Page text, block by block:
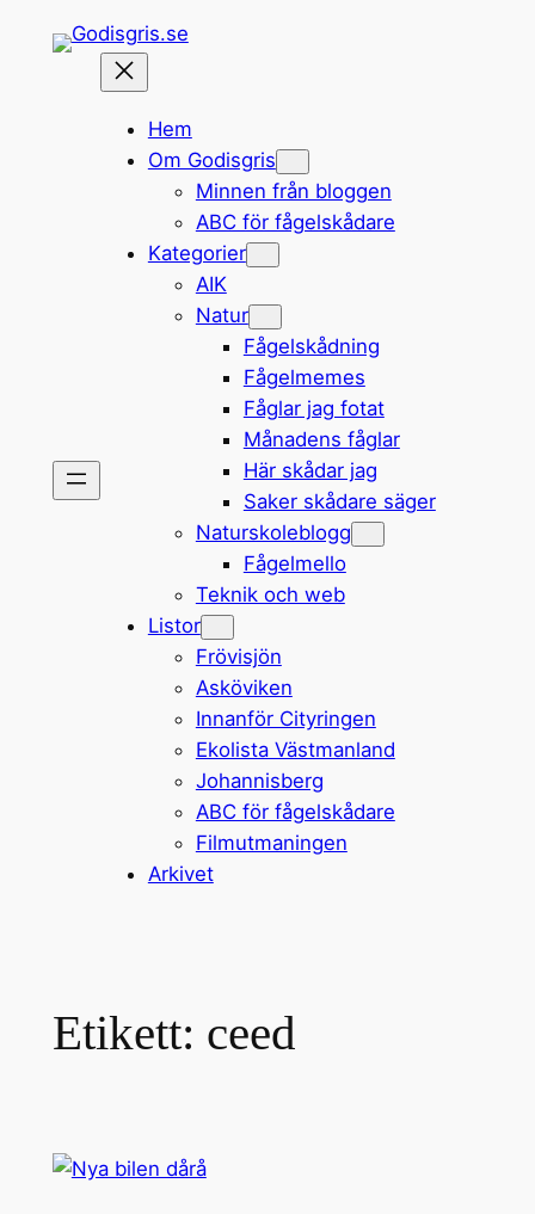
Hem
Om Godisgris
Minnen från bloggen
ABC för fågelskådare
Kategorier
AIK
Natur
Fågelskådning
Fågelmemes
Fåglar jag fotat
Månadens fåglar
Här skådar jag
Saker skådare säger
Naturskoleblogg
Fågelmello
Teknik och web
Listor
Frövisjön
Asköviken
Innanför Cityringen
Ekolista Västmanland
Johannisberg
ABC för fågelskådare
Filmutmaningen
Arkivet
Etikett: ceed